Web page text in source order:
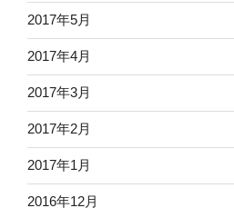
2017年5月
2017年4月
2017年3月
2017年2月
2017年1月
2016年12月